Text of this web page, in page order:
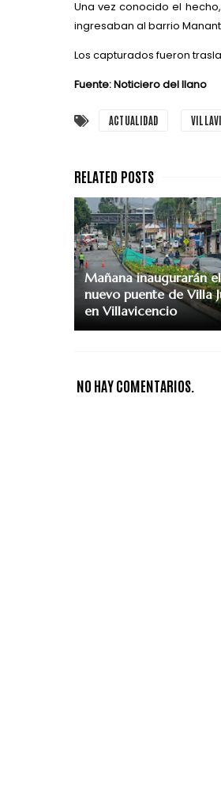
Una vez conocido el
ingresaban al barrio
Los capturados fueron
Fuente: Noticiero del llano
ACTUALIDAD
Mañana inaugurarán el
nuevo puente de Villa
en Villavicencio
NO HAY COMENTARIOS.